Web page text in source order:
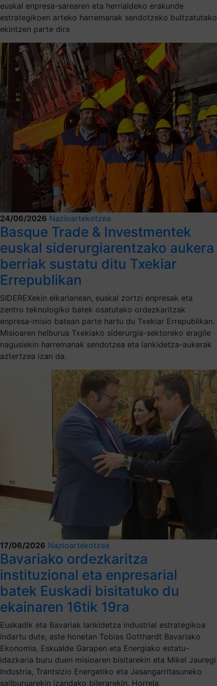
euskal enpresa-sarearen eta herrialdeko erakunde
estrategikoen arteko harremanak sendotzeko bultzatutako
ekintzen parte dira
24/06/2026 Nazioartekotzea
Basque Trade & Investmentek
euskal siderurgiarentzako aukera
berriak sustatu ditu Txekiar
Errepublikan
SIDEREXekin elkarlanean, euskal zortzi enpresak eta
zentro teknologiko batek osatutako ordezkaritzak
enpresa-misio batean parte hartu du Txekiar Errepublikan.
Misioaren helburua Txekiako siderurgia-sektoreko eragile
nagusiekin harremanak sendotzea eta lankidetza-aukerak
aztertzea izan da.
17/06/2026 Nazioartekotzea
Bavariako ordezkaritza
instituzional eta enpresarial
batek Euskadi bisitatuko du
ekainaren 16tik 19ra
Euskadik eta Bavariak lankidetza industrial estrategikoa
indartu dute, aste honetan Tobias Gotthardt Bavariako
Ekonomia, Eskualde Garapen eta Energiako estatu-
idazkaria buru duen misioaren bisitarekin eta Mikel Jauregi
Industria, Trantsizio Energetiko eta Jasangarritasuneko
sailburuarekin izandako bilerarekin. Horrela,